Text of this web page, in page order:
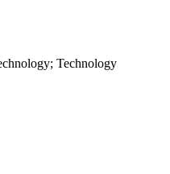
Technology